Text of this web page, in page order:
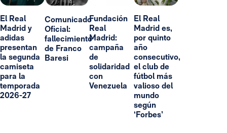
El Real
Madrid y
adidas
presentan
la segunda
camiseta
para la
temporada
2026-27
Comunicado
Oficial:
fallecimiento
de Franco
Baresi
Fundación
Real
Madrid:
campaña
de
solidaridad
con
Venezuela
El Real
Madrid es,
por quinto
año
consecutivo,
el club de
fútbol más
valioso del
mundo
según
‘Forbes’